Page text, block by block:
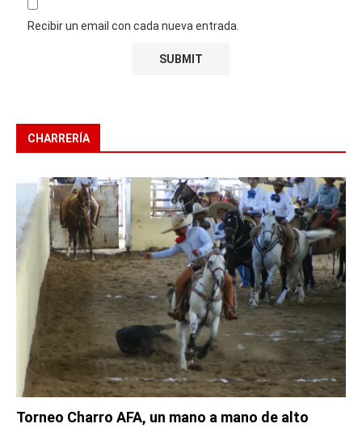
Recibir un email con cada nueva entrada.
CHARRERÍA
Torneo Charro AFA, un mano a mano de alto